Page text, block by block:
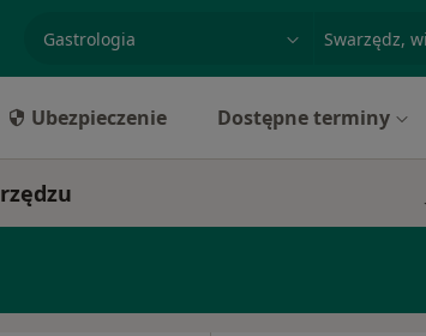
Ubezpieczenie Dostępne terminy